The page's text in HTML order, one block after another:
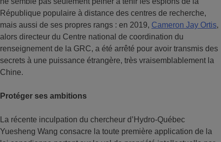
République populaire à distance des centres de recherche,
mais aussi de ses propres rangs : en 2019, Cameron Jay Ortis,
alors directeur du Centre national de coordination du
renseignement de la GRC, a été arrêté pour avoir transmis des
secrets à une puissance étrangère, très vraisemblablement la
Chine.
Protéger ses ambitions
La récente inculpation du chercheur d’Hydro-Québec
Yuesheng Wang consacre la toute première application de la